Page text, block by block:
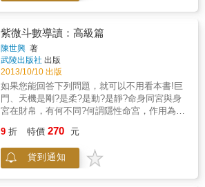
而，紫微命盤的可貴之處，就在於強調透過個
人意志去掌握懂命、改命、造好命的主動權，
這也是紫微跳脫宿命的真正價值。而改運造命
的關鍵，就在四化氣。 四化氣是四股動態的能
量，主要分為先天四化、大運四化及流年四
化。它們的能量會隨著天干變動，催化並改變
個別星曜及宮位的能量布局。追蹤潛藏的四化
藏的凶險，還能借勢創勢、引動好運。 本書第
四化能量；第二部透過賈伯斯、林書豪、奧
修、鳳飛飛等名人命盤的解析，教你如何套公
式解命盤；第三部則是12則真實案例的故事分
述問題產生，並進而讓讀者可以因而趨吉避
凶，在投資理財的路途上可以多賺一點錢。 人
的一生理財運勢實際上可以區分成兩種運勢，
一種是一生動產理財運勢，而另外一種則是一
生不動產理財運勢。 其中，動產是屬於比較容
易變現的資產，例如股票、基金等資產。而不
動產則是屬於比較不容易變現的資產，例如房
子、土地等資產。 動產理財運勢好的時候，若
有投資股票或基金等動產，通常獲利的機會很
大；同樣的，若不動產理財運勢好的時候，若
有投資房子或土地等不動產，通常獲利的機會
很大。 因此，若有一個人在某段時期，動產理
財運勢很好，但是不動產理財運勢卻不好，那
紫微斗數導讀：高級篇
陳世興 著
武陵出版社 出版
2013/10/10 出版
如果您能回答下列問題，就可以不用看本書!巨
門、天機是剛?是柔?是動?是靜?命身同宮與身
宮在財帛，有何不同?何謂隱性命宮，作用為
及對治?何時不該生育?疾病如何判定?學歷、考
運如何看?會不會讀書?文昌在官祿宮是幾月份
生?地空在財帛宮又是幾月份生?火星見空劫，
9 折 特價 270 元
貨到通知